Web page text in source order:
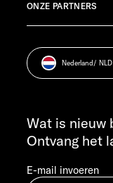
KLANTENSERVICE
MA T/M DO 7:30 -
VR 7:30 - 12:00 UUR
Afdruk.
Cookie Consent
Informatie over het
ONZE PARTNERS
Wat is nieuw
Ontvang het
E-mail invoeren
Nederland / NLD